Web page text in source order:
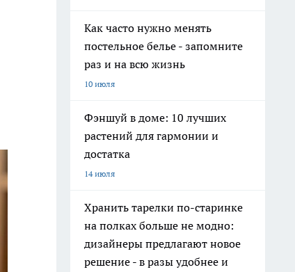
Как часто нужно менять
постельное белье - запомните
раз и на всю жизнь
10 июля
Фэншуй в доме: 10 лучших
растений для гармонии и
достатка
14 июля
Хранить тарелки по-старинке
на полках больше не модно:
дизайнеры предлагают новое
решение - в разы удобнее и